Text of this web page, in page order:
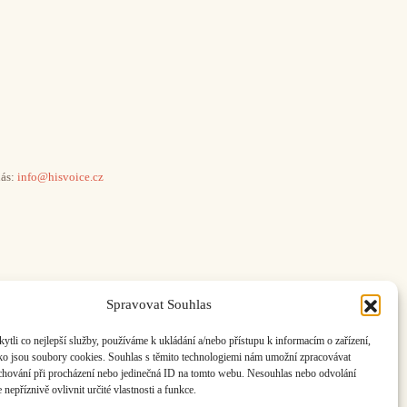
Spravovat Souhlas
co nejlepší služby, používáme k ukládání a/nebo přístupu k informacím o zařízení,
jsou soubory cookies. Souhlas s těmito technologiemi nám umožní zpracovávat
při procházení nebo jedinečná ID na tomto webu. Nesouhlas nebo odvolání
nepříznivě ovlivnit určité vlastnosti a funkce.
info@hisvoice.cz